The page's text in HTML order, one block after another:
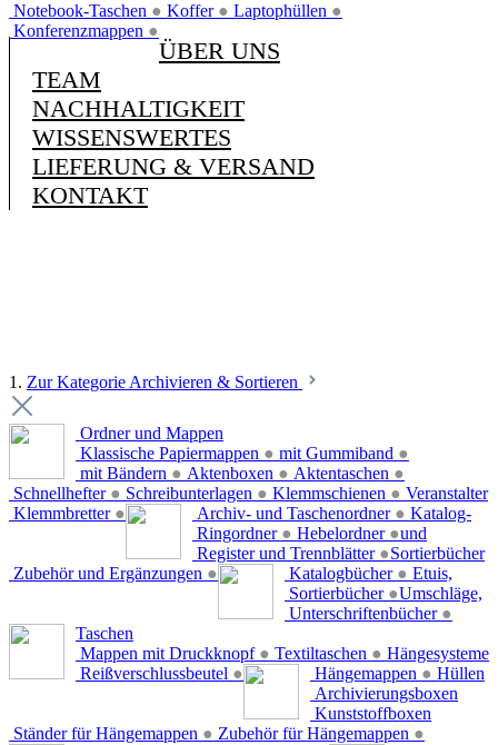
Notebook-Taschen ● Koffer ● Laptophüllen ●
Konferenzmappen ●
ÜBER UNS
TEAM
NACHHALTIGKEIT
WISSENSWERTES
LIEFERUNG & VERSAND
KONTAKT
1. Zur Kategorie Archivieren & Sortieren
Ordner und Mappen
Klassische Papiermappen ● mit Gummiband ●
mit Bändern ● Aktenboxen ● Aktentaschen ●
Schnellhefter ● Schreibunterlagen ● Klemmschienen ●
Klemmbretter ●
Veranstalter
Archiv- und Taschenordner ●
Ringordner ● Hebelordner ●
Register und Trennblätter ●
Zubehör und Ergänzungen ●
Katalog-
und
Sortierbücher
Katalogbücher ●
Sortierbücher ●
Unterschriftenbücher ●
Etuis,
Umschläge,
Taschen
Mappen mit Druckknopf ● Textiltaschen ●
Reißverschlussbeutel ●
Hängesysteme
Hängemappen ●
Ständer für Hängemappen ● Zubehör für Hängemappen ●
Hüllen
Archivierungsboxen
Kunststoffboxen